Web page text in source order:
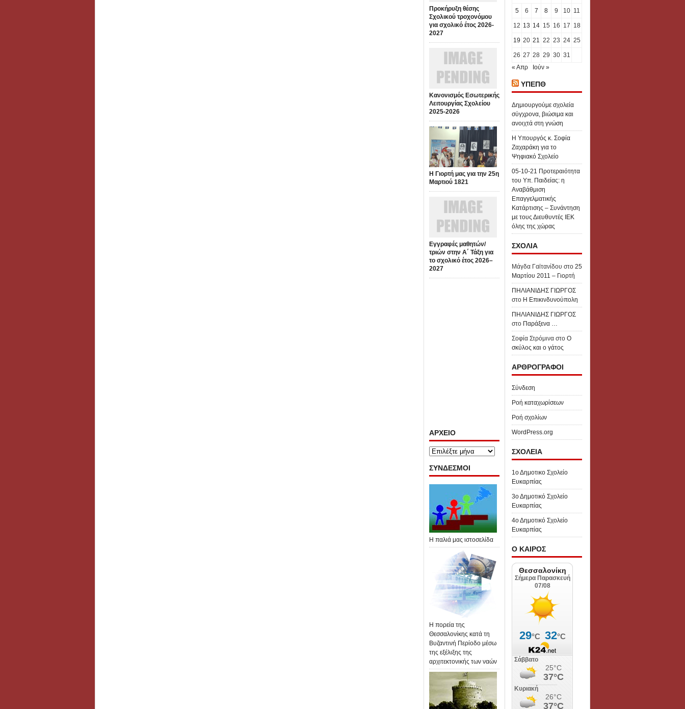
Προκήρυξη θέσης
Σχολικού τροχονόμου
για σχολικό έτος 2026-
2027
Κανονισμός Εσωτερικής
Λειτουργίας Σχολείου
2025-2026
Η Γιορτή μας για την 25η
Μαρτιού 1821
Εγγραφές μαθητών/
τριών στην Α΄ Τάξη για
το σχολικό έτος 2026–
2027
ΑΡΧΕΙΟ
ΑΡΧΕΙΟ
ΣΥΝΔΕΣΜΟΙ
Η παλιά μας ιστοσελίδα
Η πορεία της
Θεσσαλονίκης κατά τη
Βυζαντινή Περίοδο μέσω
της εξέλιξης της
αρχιτεκτονικής των ναών
5 6 7 8 9 10 11
12 13 14 15 16 17 18
19 20 21 22 23 24 25
26 27 28 29 30 31
« Απρ
Ιούν »
ΥΠΕΠΘ
Δημιουργούμε σχολεία
σύγχρονα, βιώσιμα και
ανοιχτά στη γνώση
Η Υπουργός κ. Σοφία
Ζαχαράκη για το
Ψηφιακό Σχολείο
05-10-21 Προτεραιότητα
του Υπ. Παιδείας: η
Αναβάθμιση
Επαγγελματικής
Κατάρτισης – Συνάντηση
με τους Διευθυντές ΙΕΚ
όλης της χώρας
ΣΧΟΛΙΑ
Μάγδα Γαϊτανίδου στο 25
Μαρτίου 2011 – Γιορτή
ΠΗΛΙΑΝΙΔΗΣ ΓΙΩΡΓΟΣ
στο Η Επικινδυνούπολη
ΠΗΛΙΑΝΙΔΗΣ ΓΙΩΡΓΟΣ
στο Παράξενα …
Σοφία Στρόμινα στο Ο
σκύλος και ο γάτος
ΑΡΘΡΟΓΡΑΦΟΙ
Σύνδεση
Ροή καταχωρίσεων
Ροή σχολίων
WordPress.org
ΣΧΟΛΕΙΑ
1ο Δημοτικο Σχολείο
Ευκαρπίας
3ο Δημοτικό Σχολείο
Ευκαρπίας
4ο Δημοτικό Σχολείο
Ευκαρπίας
Ο ΚΑΙΡΟΣ